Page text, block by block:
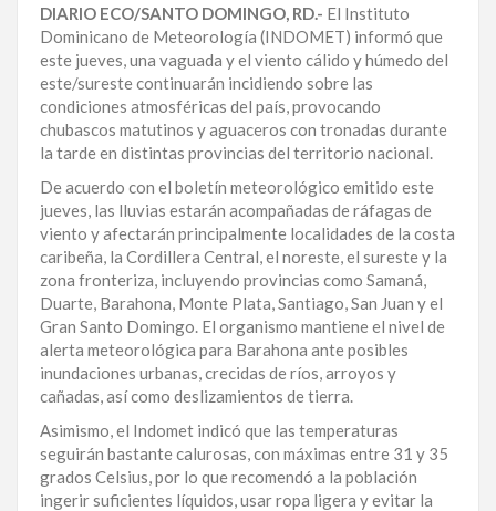
NACIONAL
SANTO
DOMINGO
SANTIAGO
SAN
JUAN
LA
ALTAGRACIA
PUERTO
PLATA
CONTÁCTENOS
DIARIO ECO/SANTO DOMINGO, RD.- El Instituto
Dominicano de Meteorología (INDOMET) informó que
este jueves, una vaguada y el viento cálido y húmedo del
este/sureste continuarán incidiendo sobre las
condiciones atmosféricas del país, provocando
chubascos matutinos y aguaceros con tronadas durante
la tarde en distintas provincias del territorio nacional.
De acuerdo con el boletín meteorológico emitido este
jueves, las lluvias estarán acompañadas de ráfagas de
viento y afectarán principalmente localidades de la costa
caribeña, la Cordillera Central, el noreste, el sureste y la
zona fronteriza, incluyendo provincias como Samaná,
Duarte, Barahona, Monte Plata, Santiago, San Juan y el
Gran Santo Domingo. El organismo mantiene el nivel de
alerta meteorológica para Barahona ante posibles
inundaciones urbanas, crecidas de ríos, arroyos y
cañadas, así como deslizamientos de tierra.
Asimismo, el Indomet indicó que las temperaturas
seguirán bastante calurosas, con máximas entre 31 y 35
grados Celsius, por lo que recomendó a la población
ingerir suficientes líquidos, usar ropa ligera y evitar la